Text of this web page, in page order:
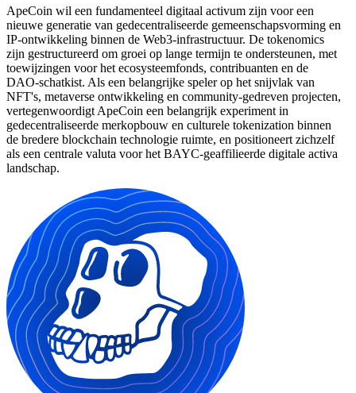
ApeCoin wil een fundamenteel digitaal activum zijn voor een
nieuwe generatie van gedecentraliseerde gemeenschapsvorming en
IP-ontwikkeling binnen de Web3-infrastructuur. De tokenomics
zijn gestructureerd om groei op lange termijn te ondersteunen, met
toewijzingen voor het ecosysteemfonds, contribuanten en de
DAO-schatkist. Als een belangrijke speler op het snijvlak van
NFT's, metaverse ontwikkeling en community-gedreven projecten,
vertegenwoordigt ApeCoin een belangrijk experiment in
gedecentraliseerde merkopbouw en culturele tokenization binnen
de bredere blockchain technologie ruimte, en positioneert zichzelf
als een centrale valuta voor het BAYC-geaffilieerde digitale activa
landschap.